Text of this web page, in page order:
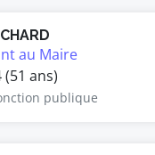
au Maire
(51 ans)
publique